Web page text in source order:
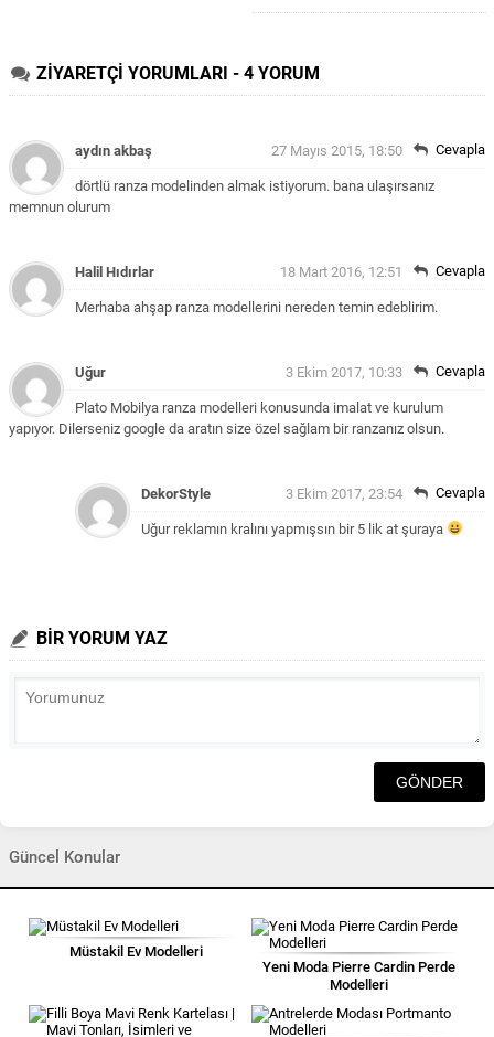
Tercih Edilen 9 Model
ZİYARETÇİ YORUMLARI - 4 YORUM
aydın akbaş 27 Mayıs 2015, 18:50
dörtlü ranza modelinden almak istiyorum. bana ulaşırsanız
memnun olurum
Cevapla
Halil Hıdırlar 18 Mart 2016, 12:51
Merhaba ahşap ranza modellerini nereden temin edeblirim.
Cevapla
Uğur 3 Ekim 2017, 10:33
Plato Mobilya ranza modelleri konusunda imalat ve kurulum
yapıyor. Dilerseniz google da aratın size özel sağlam bir ranzanız olsun.
Cevapla
DekorStyle 3 Ekim 2017, 23:54
Uğur reklamın kralını yapmışsın bir 5 lik at şuraya
Cevapla
BİR YORUM YAZ
Güncel Konular
Müstakil Ev Modelleri
Yeni Moda Pierre Cardin Perde
Modelleri